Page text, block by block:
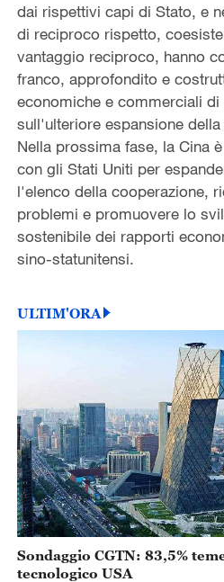
dai rispettivi capi di Stato, e
di reciproco rispetto,
vantaggio reciproco, hanno
franco, approfondito e
economiche e commerciali
sull'ulteriore espansione
Nella prossima fase, la Cina
con gli Stati Uniti per
l'elenco della cooperazione,
problemi e promuovere lo
sostenibile dei rapporti
sino-statunitensi.
ULTIM'ORA
Sondaggio CGTN: 83,5%
tecnologico USA